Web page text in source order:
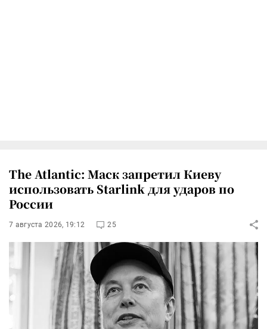
The Atlantic: Маск запретил Киеву
использовать Starlink для ударов по
России
7 августа 2026, 19:12 25